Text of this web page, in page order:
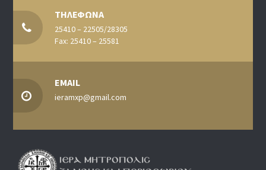
ΤΗΛΕΦΩΝΑ
25410 – 22505/28305
Fax: 25410 – 25581
EMAIL
ieramxp@gmail.com